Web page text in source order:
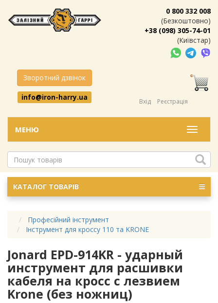
0 800 332 008
(Безкоштовно)
+38 (098) 305-74-01
(Київстар)
Зворотний дзвінок
info@iron-harry.ua
Вхід Реєстрація
Меню
МЕНЮ
КАТАЛОГ ТОВАРІВ
Професійний інструмент
Інструмент для кроссу 110 та KRONE
Jonard EPD-914KR - ударный
инструмент для расшивки
кабеля на кросс с лезвием
Krone (без ножниц)